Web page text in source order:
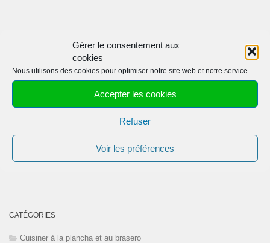
Gérer le consentement aux
cookies
Nous utilisons des cookies pour optimiser notre site web et notre service.
Accepter les cookies
Refuser
Voir les préférences
CATÉGORIES
Cuisiner à la plancha et au brasero